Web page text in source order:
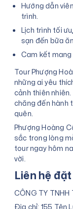
Hướng dẫn
trình.
Lịch trình tối
sạn đến bữa
Cam kết
Tour Phượng
những ai yêu
cảnh thiên
chăng đến hành
quên.
Phượng Hoàng
sắc trong lòng
tour ngay hôm
vời.
Liên hệ
CÔNG TY TNHH